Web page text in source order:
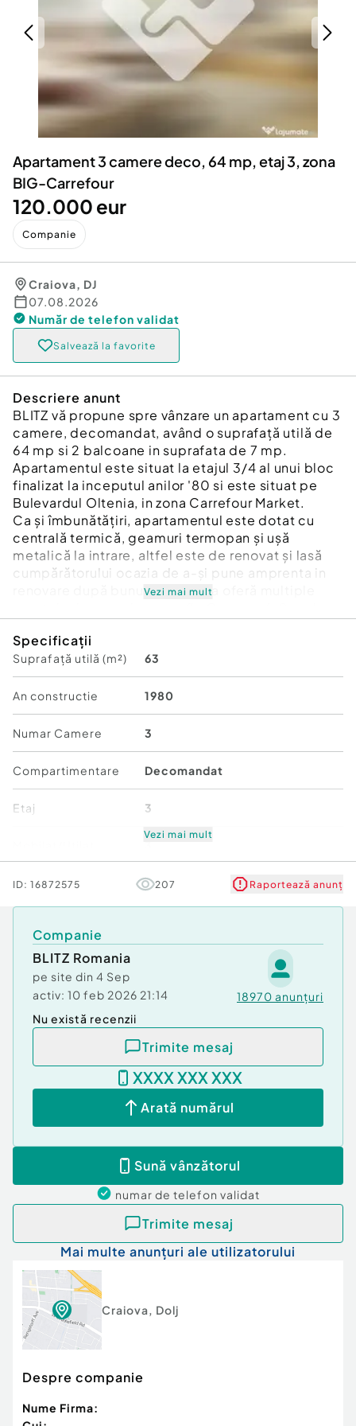
Servicii
Animale de companie
Afaceri și echipamente profesionale
Inchiriere Bunuri si Vehicule
Utilaje agricole si industriale
Piese auto si accesorii
Dacia Duster
Apartament 3 camere deco, 64 mp, etaj 3, zona
BIG-Carrefour
120.000 eur
Companie
Craiova, DJ
07.08.2026
Număr de telefon validat
Salvează la favorite
Descriere anunt
BLITZ vă propune spre vânzare un apartament cu 3
camere, decomandat, având o suprafață utilă de
64 mp si 2 balcoane in suprafata de 7 mp.
Apartamentul este situat la etajul 3/4 al unui bloc
finalizat la inceputul anilor '80 si este situat pe
Bulevardul Oltenia, in zona Carrefour Market.
Ca și îmbunătățiri, apartamentul este dotat cu
centrală termică, geamuri termopan și ușă
metalică la intrare, altfel este de renovat și lasă
cumpărătorului ocazia de a-și pune amprenta in
renovare după bunul plac. Zona oferă multiple
supermarket-uri, Mall Promenada, iar mijloacele
de transport sunt la doar câteva minute . Datorită
dotărilor și poziționării, acest apartament
reprezintă o alegere ideala atat pentru o locuință
personală, cât și pentru o investiție sigură în
vederea închirierii.
Pentru detalii suplimentare si programarea unei
vizionari, va invitam sa contactați echipa Blitz.
Pretul este negociabil!
Cod ofertă / ID BLITZ: P174947
Tip imobil:
Bloc de apartamente
Număr Băi:2
Vezi mai mult
Specificații
Suprafață utilă (m²) 63
An constructie 1980
Numar Camere 3
Compartimentare Decomandat
Etaj 3
Număr niveluri imobil 4
Comfort
Vezi mai mult
ID: 16872575 207 Raportează anunț
Companie
BLITZ Romania
pe site din 4 Sep
activ: 10 feb 2026 21:14 18970 anunțuri
Nu există recenzii
Trimite mesaj
XXXX XXX XXX
Arată numărul
Sună vânzătorul
numar de telefon validat
Trimite mesaj
Mai multe anunțuri ale utilizatorului
Craiova, Dolj
Despre companie
Nume Firma: